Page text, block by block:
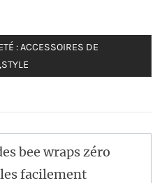
:ACCESSOIRES DE
,STYLE
bee wraps zéro
facilement